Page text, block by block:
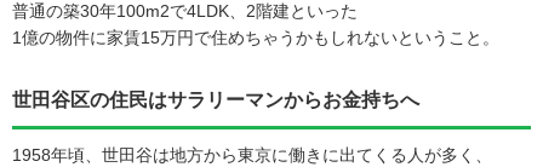
普通の築30年100m2で4LDK、2階建といった
1億の物件に家賃15万円で住めちゃうかもしれないということ。
世田谷区の住民はサラリーマンからお金持ちへ
1958年頃、世田谷は地方から東京に働きに出てくる人が多く、